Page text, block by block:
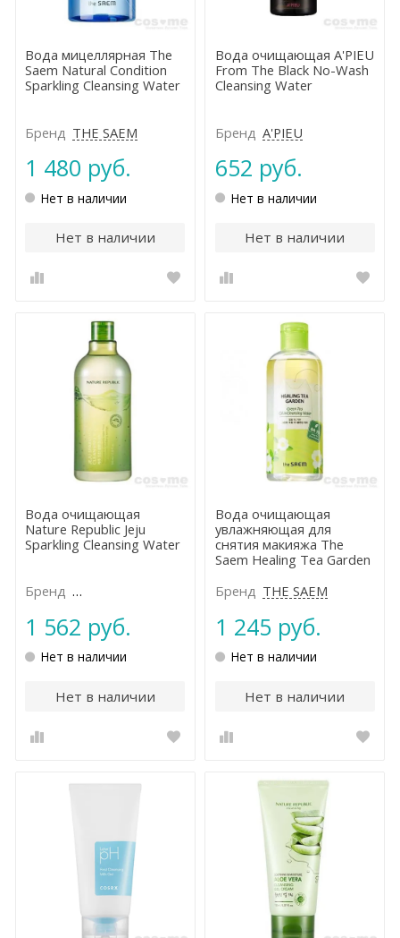
Вода мицеллярная The
Saem Natural Condition
Sparkling Cleansing Water
Бренд THE SAEM
1 480 руб.
Нет в наличии
Нет в наличии
Вода очищающая A'PIEU
From The Black No-Wash
Cleansing Water
Бренд A'PIEU
652 руб.
Нет в наличии
Нет в наличии
Вода очищающая
Nature Republic Jeju
Sparkling Cleansing Water
Бренд NATURE REPUBLIC
1 562 руб.
Нет в наличии
Нет в наличии
Вода очищающая
увлажняющая для
снятия макияжа The
Saem Healing Tea Garden
water
Бренд THE SAEM
1 245 руб.
Нет в наличии
Нет в наличии